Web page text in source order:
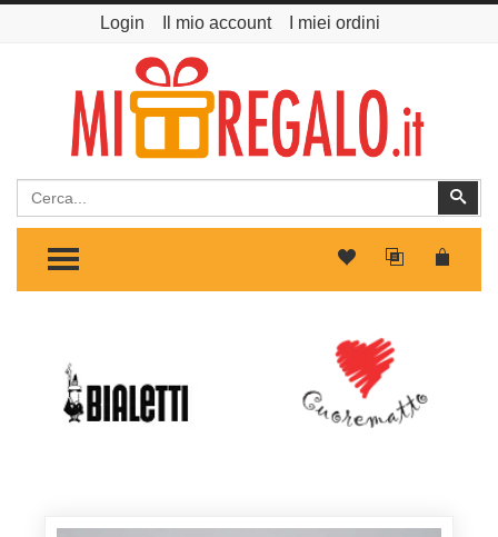
Login Il mio account I miei ordini
Cerca
TOGGLE MENU